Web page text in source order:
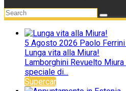
5 Agosto 2026 Paolo Ferrini
Lunga vita alla Miura!
Lamborghini Revuelto
speciale di...
Supercar